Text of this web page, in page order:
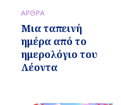
ΑΡΘΡΑ
Μια ταπεινή
ημέρα από το
ημερολόγιο του
Λέοντα